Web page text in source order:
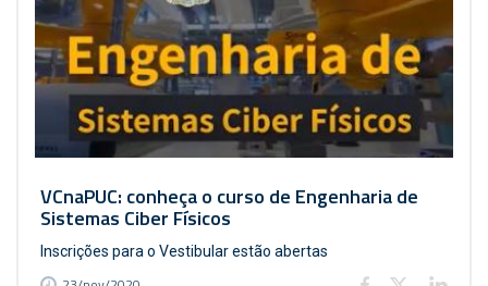
VCnaPUC: conheça o curso de Engenharia de
Sistemas Ciber Físicos
Inscrições para o Vestibular estão abertas